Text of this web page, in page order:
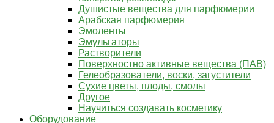
Душистые вещества для парфюмерии
Арабская парфюмерия
Эмоленты
Эмульгаторы
Растворители
Поверхностно активные вещества (ПАВ)
Гелеобразователи, воски, загустители
Сухие цветы, плоды, смолы
Другое
Научиться создавать косметику
Оборудование